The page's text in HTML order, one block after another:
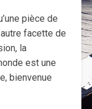
pièce de
facette de
la
est une
bienvenue